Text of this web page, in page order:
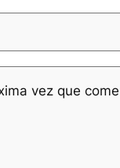
vez que